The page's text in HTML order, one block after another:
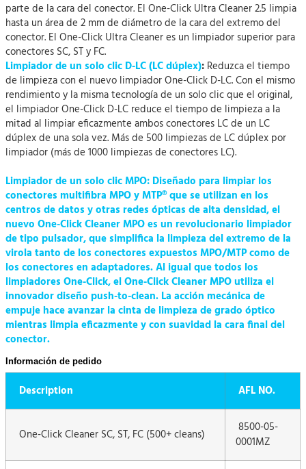
parte de la cara del conector. El One-Click Ultra Cleaner 2.5 limpia
hasta un área de 2 mm de diámetro de la cara del extremo del
conector. El One-Click Ultra Cleaner es un limpiador superior para
conectores SC, ST y FC.
Limpiador de un solo clic D-LC (LC dúplex): Reduzca el tiempo
de limpieza con el nuevo limpiador One-Click D-LC. Con el mismo
rendimiento y la misma tecnología de un solo clic que el original,
el limpiador One-Click D-LC reduce el tiempo de limpieza a la
mitad al limpiar eficazmente ambos conectores LC de un LC
dúplex de una sola vez. Más de 500 limpiezas de LC dúplex por
limpiador (más de 1000 limpiezas de conectores LC).
Limpiador de un solo clic MPO: Diseñado para limpiar los
conectores multifibra MPO y MTP® que se utilizan en los
centros de datos y otras redes ópticas de alta densidad, el
nuevo One-Click Cleaner MPO es un revolucionario limpiador
de tipo pulsador, que simplifica la limpieza del extremo de la
virola tanto de los conectores expuestos MPO/MTP como de
los conectores en adaptadores. Al igual que todos los
limpiadores One-Click, el One-Click Cleaner MPO utiliza el
innovador diseño push-to-clean. La acción mecánica de
empuje hace avanzar la cinta de limpieza de grado óptico
mientras limpia eficazmente y con suavidad la cara final del
conector.
Información de pedido
Description AFL NO.
One-Click Cleaner SC, ST, FC (500+ cleans)
8500-05-
0001MZ